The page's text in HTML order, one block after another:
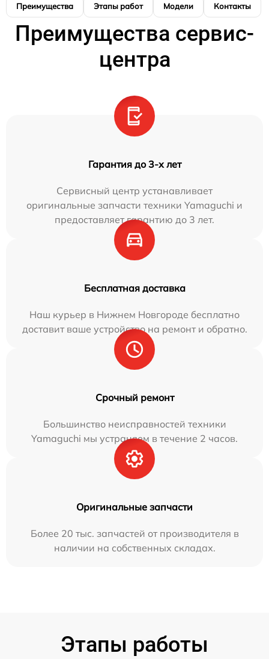
Преимущества Этапы работ Модели Контакты
Преимущества сервис-
центра
Гарантия до 3-х лет
Сервисный центр устанавливает
оригинальные запчасти техники Yamaguchi и
предоставляет гарантию до 3 лет.
Бесплатная доставка
Наш курьер в Нижнем Новгороде бесплатно
доставит ваше устройство на ремонт и обратно.
Срочный ремонт
Большинство неисправностей техники
Yamaguchi мы устраняем в течение 2 часов.
Оригинальные запчасти
Более 20 тыс. запчастей от производителя в
наличии на собственных складах.
Этапы работы